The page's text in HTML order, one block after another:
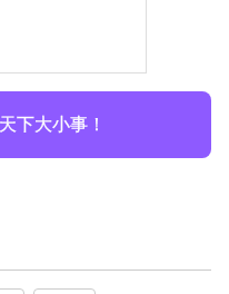
下大小事！